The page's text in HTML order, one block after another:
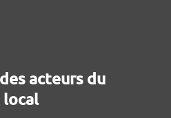
acteurs du